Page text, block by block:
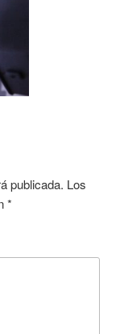
publicada. Los
*